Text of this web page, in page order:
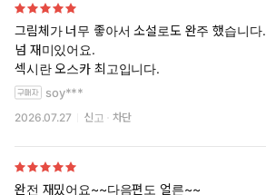
그림체가 너무 좋아서 소설로도 완주 했습니다.
넘 재미있어요.
섹시란 오스카 최고입니다.
soy***
2026.07.27 신고 차단
완전 재밌어요~~다음편도 얼른~~